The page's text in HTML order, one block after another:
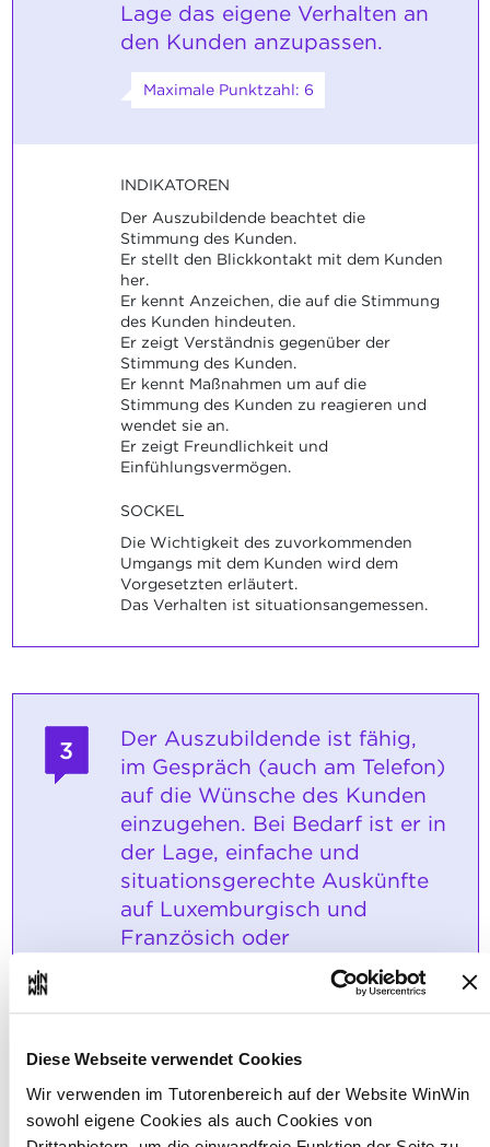
Diese Webseite verwendet Cookies
Wir verwenden im Tutorenbereich auf der Website WinWin
sowohl eigene Cookies als auch Cookies von
Lage das eigene Verhalten an
den Kunden anzupassen.
Maximale Punktzahl: 6
INDIKATOREN
Der Auszubildende beachtet die
Stimmung des Kunden.
Er stellt den Blickkontakt mit dem Kunden
her.
Er kennt Anzeichen, die auf die Stimmung
des Kunden hindeuten.
Er zeigt Verständnis gegenüber der
Stimmung des Kunden.
Er kennt Maßnahmen um auf die
Stimmung des Kunden zu reagieren und
wendet sie an.
Er zeigt Freundlichkeit und
Einfühlungsvermögen.
SOCKEL
Die Wichtigkeit des zuvorkommenden
Umgangs mit dem Kunden wird dem
Vorgesetzten erläutert.
Das Verhalten ist situationsangemessen.
3
Der Auszubildende ist fähig,
im Gespräch (auch am Telefon)
auf die Wünsche des Kunden
einzugehen. Bei Bedarf ist er in
der Lage, einfache und
situationsgerechte Auskünfte
auf Luxemburgisch und
Französich oder
Luxemburgisch und Deutsch
INDIKATOREN